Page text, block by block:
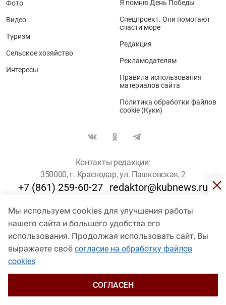
Мы используем cookies для улучшения работы
нашего сайта и большего удобства его
использования. Продолжая использовать сайт, Вы
выражаете своё согласие на обработку файлов
cookies
СОГЛАСЕН
Фото
Видео
Туризм
Сельское хозяйство
Интересы
Я помню День Победы
Спецпроект. Они помогают
спасти море
Редакция
Рекламодателям
Правила использования
материалов сайта
Политика обработки файлов
cookie (Куки)
Контакты редакции:
350000, г. Краснодар, ул. Пашковская, 2
+7 (861) 259-60-27 redaktor@kubnews.ru
Для пользователей старше 16 лет
© Кубанские Новости, 2017
Сетевое издание «kubnews» зарегистрировано Федеральной
службой по надзору в сфере связи, информационных технологий
и массовых коммуникаций (Роскомнадзор). Регистрационный
Пашковская, 2). Главный редактор – Филиппов О. Ю.